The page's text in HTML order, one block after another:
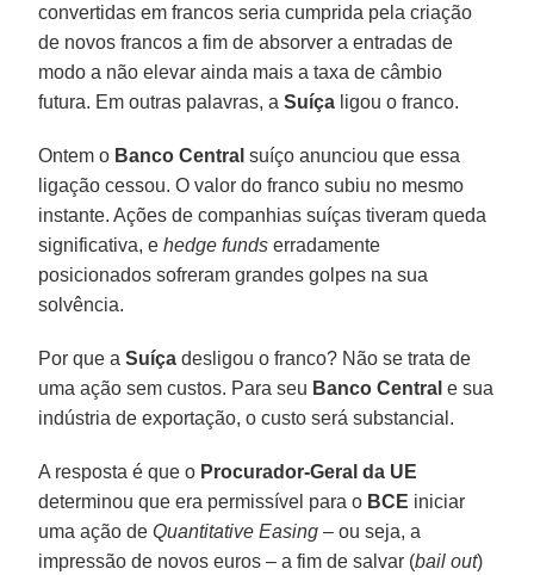
convertidas em francos seria cumprida pela criação
de novos francos a fim de absorver a entradas de
modo a não elevar ainda mais a taxa de câmbio
futura. Em outras palavras, aSuíça ligou o franco.
Ontem o Banco Central suíço anunciou que essa
ligação cessou. O valor do franco subiu no mesmo
instante. Ações de companhias suíças tiveram queda
significativa, ehedge funds erradamente
posicionados sofreram grandes golpes na sua
solvência.
Por que aSuíça desligou o franco? Não se trata de
uma ação sem custos. Para seu Banco Central e sua
indústria de exportação, o custo será substancial.
A resposta é que o Procurador-Geral da UE
determinou que era permissível para o BCE iniciar
uma ação deQuantitative Easing – ou seja, a
impressão de novos euros – a fim de salvar (bail out)